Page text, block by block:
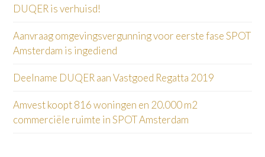
DUQER is verhuisd!
Aanvraag omgevingsvergunning voor eerste fase SPOT
Amsterdam is ingediend
Deelname DUQER aan Vastgoed Regatta 2019
Amvest koopt 816 woningen en 20.000 m2
commerciële ruimte in SPOT Amsterdam